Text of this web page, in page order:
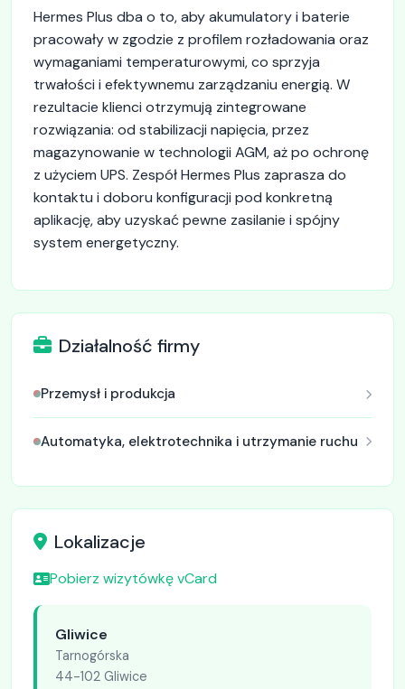
Hermes Plus dba o to, aby akumulatory i baterie
pracowały w zgodzie z profilem rozładowania oraz
wymaganiami temperaturowymi, co sprzyja
trwałości i efektywnemu zarządzaniu energią. W
rezultacie klienci otrzymują zintegrowane
rozwiązania: od stabilizacji napięcia, przez
magazynowanie w technologii AGM, aż po ochronę
z użyciem UPS. Zespół Hermes Plus zaprasza do
kontaktu i doboru konfiguracji pod konkretną
aplikację, aby uzyskać pewne zasilanie i spójny
system energetyczny.
Działalność firmy
Przemysł i produkcja
Automatyka, elektrotechnika i utrzymanie ruchu
Lokalizacje
Pobierz wizytówkę vCard
Gliwice
Tarnogórska
44-102 Gliwice